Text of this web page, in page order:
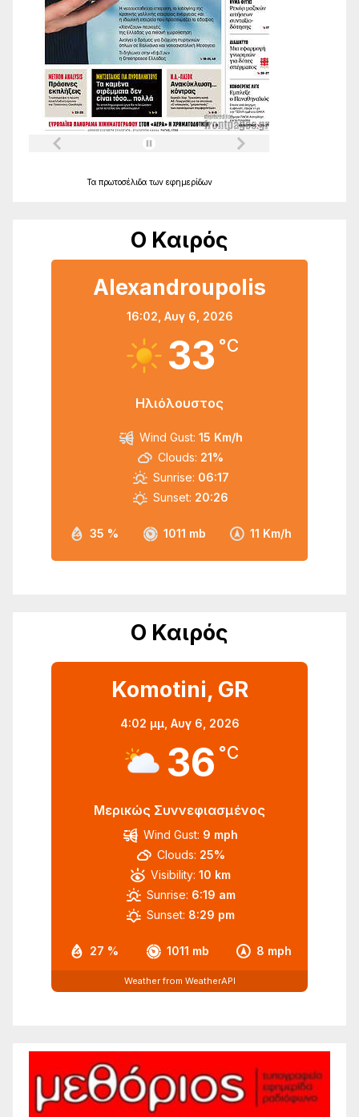
Τα πρωτοσέλιδα των εφημερίδων
Ο Καιρός
Alexandroupolis
16:02, Αυγ 6, 2026
33 °C
Ηλιόλουστος
35 % 1011 mb 11 Km/h
Wind Gust: 15 Km/h
Clouds: 21%
Sunrise: 06:17
Sunset: 20:26
Ο Καιρός
Komotini, GR
4:02 μμ, Αυγ 6, 2026
36 °C
Μερικώς Συννεφιασμένος
27 % 1011 mb 8 mph
Wind Gust: 9 mph
Clouds: 25%
Visibility: 10 km
Sunrise: 6:19 am
Sunset: 8:29 pm
Weather from WeatherAPI